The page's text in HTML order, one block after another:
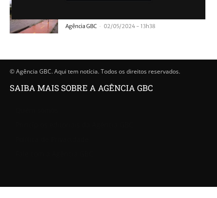
Agência GBC - 02/05/2024 - 13h38
© Agência GBC. Aqui tem notícia. Todos os direitos reservados.
SAIBA MAIS SOBRE A AGÊNCIA GBC